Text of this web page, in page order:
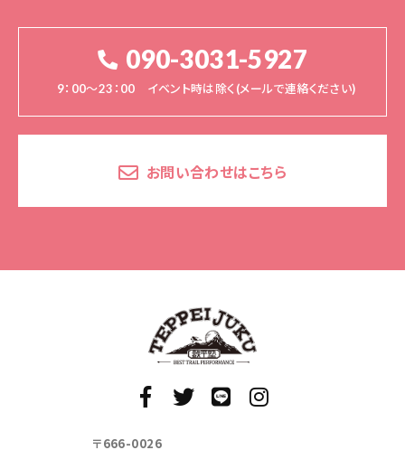
090-3031-5927
9：00～23：00 イベント時は除く(メールで連絡ください)
お問い合わせはこちら
〒666-0026